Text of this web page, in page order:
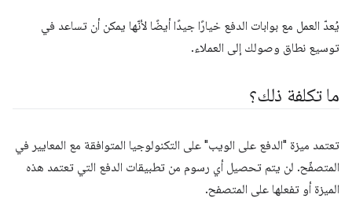
يُعدّ العمل مع بوابات الدفع خيارًا جيدًا أيضًا لأنّها يمكن أن تساعد في
توسيع نطاق وصولك إلى العملاء.
ما تكلفة ذلك؟
تعتمد ميزة "الدفع على الويب" على التكنولوجيا المتوافقة مع المعايير في
المتصفّح. لن يتم تحصيل أي رسوم من تطبيقات الدفع التي تعتمد هذه
الميزة أو تفعلها على المتصفح.